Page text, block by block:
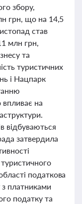
збору,
грн, що на 14,5
став
млн грн,
та
туристичних
і Нацпарк
на
відбуваються
затвердила
податкова
платниками
податку та